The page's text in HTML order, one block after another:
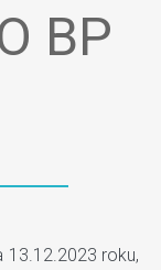
BP
13.12.2023 roku,